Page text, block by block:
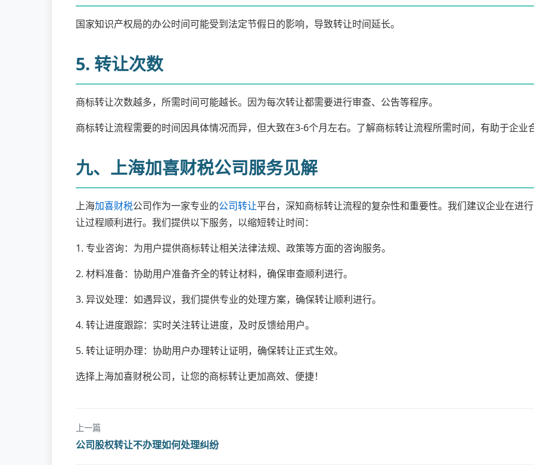
国家知识产权局的办公时间可能受到法定节假日的影响，导致转让时间延长。
5. 转让次数
商标转让次数越多，所需时间可能越长。因为每次转让都需要进行审查、公告等程序。
商标转让流程需要的时间因具体情况而异，但大致在3-6个月左右。了解商标转让流程所需时间，有助于企业
九、上海加喜财税公司服务见解
上海加喜财税公司作为一家专业的公司转让平台，深知商标转让流程的复杂性和重要性。我们建议企业在进
让过程顺利进行。我们提供以下服务，以缩短转让时间：
1. 专业咨询：为用户提供商标转让相关法律法规、政策等方面的咨询服务。
2. 材料准备：协助用户准备齐全的转让材料，确保审查顺利进行。
3. 异议处理：如遇异议，我们提供专业的处理方案，确保转让顺利进行。
4. 转让进度跟踪：实时关注转让进度，及时反馈给用户。
5. 转让证明办理：协助用户办理转让证明，确保转让正式生效。
选择上海加喜财税公司，让您的商标转让更加高效、便捷！
上一篇
公司股权转让不办理如何处理纠纷